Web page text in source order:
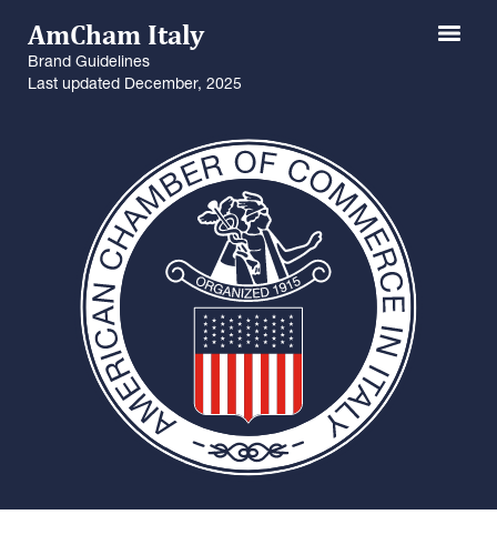
AmCham Italy
Brand Guidelines
Last updated December, 2025